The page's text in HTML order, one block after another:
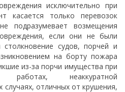
исключительно при
касается только перевозок
подразумевает возмещения
если они не были
судов, порчей и
на борту пожара
из-за порчи имущества при
работах, неаккуратной
случаях, отличных от крушения,